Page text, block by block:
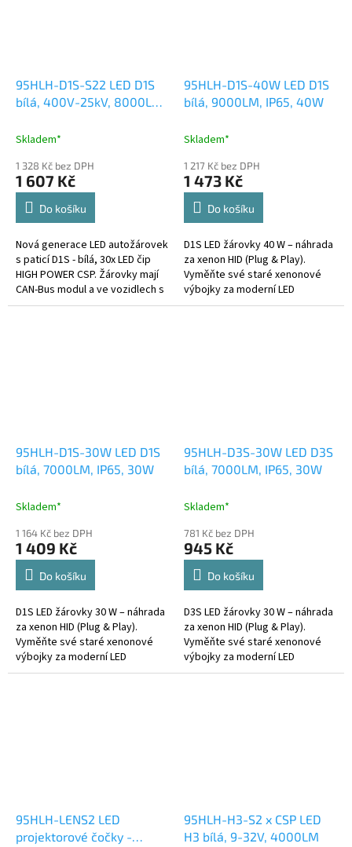
95HLH-D1S-S22 LED D1S
bílá, 400V-25kV, 8000LM,
Skladem*
1 328 Kč bez DPH
1 607 Kč
Do košíku
Nová generace LED autožárovek
s paticí D1S - bílá, 30x LED čip
HIGH POWER CSP. Žárovky mají
CAN-Bus modul a ve vozidlech s
hlídáním prasklé žárovky nehlásí
95HLH-D1S-40W LED D1S
bílá, 9000LM, IP65, 40W
Skladem*
1 217 Kč bez DPH
1 473 Kč
Do košíku
D1S LED žárovky 40 W – náhrada
za xenon HID (Plug & Play).
Vyměňte své staré xenonové
výbojky za moderní LED
technologii!
95HLH-D1S-30W LED D1S
bílá, 7000LM, IP65, 30W
Skladem*
1 164 Kč bez DPH
1 409 Kč
Do košíku
D1S LED žárovky 30 W – náhrada
za xenon HID (Plug & Play).
Vyměňte své staré xenonové
výbojky za moderní LED
technologii!
95HLH-D3S-30W LED D3S
bílá, 7000LM, IP65, 30W
Skladem*
781 Kč bez DPH
945 Kč
Do košíku
D3S LED žárovky 30 W – náhrada
za xenon HID (Plug & Play).
Vyměňte své staré xenonové
výbojky za moderní LED
technologii!
95HLH-LENS2 LED
projektorové čočky -
95HLH-H3-S2 x CSP LED
H3 bílá, 9-32V, 4000LM